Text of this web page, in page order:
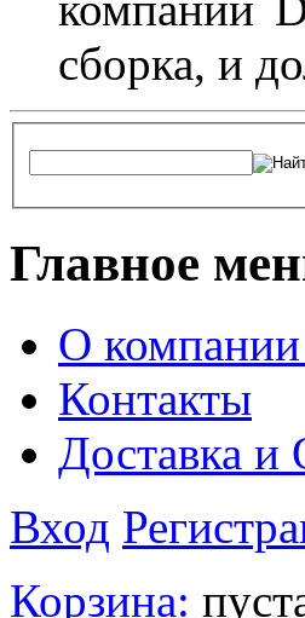
сборка, и
Главное
О компании
Контакты
Доставка и
Вход
Корзина: